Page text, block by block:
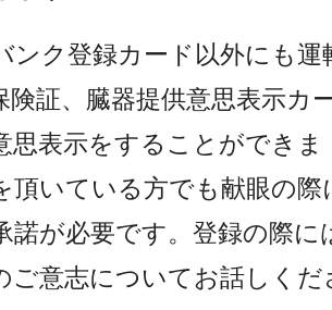
ンク登録カード以外にも運
険証、臓器提供意思表示カ
思表示をすることができま
頂いている方でも献眼の際
諾が必要です。登録の際に
ご意志についてお話しくだ